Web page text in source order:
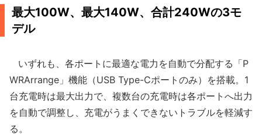
最大100W、最大140W、合計240Wの3モ
デル
いずれも、各ポートに最適な電力を自動で分配する「P
WRArrange」機能（USB Type-Cポートのみ）を搭載。1
台充電時は最大出力で、複数台の充電時は各ポートへ出力
を自動で調整し、充電がうまくできないトラブルを軽減す
る。